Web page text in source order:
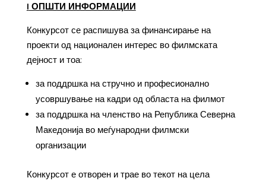
I ОПШТИ ИНФОРМАЦИИ
Конкурсот се распишува за финансирање на
проекти од национален интерес во филмската
дејност и тоа:
за поддршка на стручно и професионално
усовршување на кадри од областа на филмот
за поддршка на членство на Република Северна
Македонија во меѓународни филмски
организации
Конкурсот е отворен и трае во текот на цела